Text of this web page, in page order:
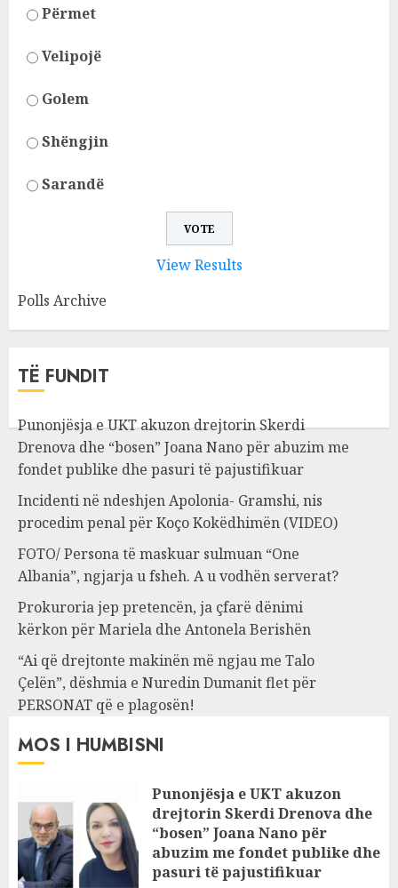
Përmet
Velipojë
Golem
Shëngjin
Sarandë
View Results
Polls Archive
TË FUNDIT
Punonjësja e UKT akuzon drejtorin Skerdi
Drenova dhe “bosen” Joana Nano për abuzim me
fondet publike dhe pasuri të pajustifikuar
Incidenti në ndeshjen Apolonia- Gramshi, nis
procedim penal për Koço Kokëdhimën (VIDEO)
FOTO/ Persona të maskuar sulmuan “One
Albania”, ngjarja u fsheh. A u vodhën serverat?
Prokuroria jep pretencën, ja çfarë dënimi
kërkon për Mariela dhe Antonela Berishën
“Ai që drejtonte makinën më ngjau me Talo
Çelën”, dëshmia e Nuredin Dumanit flet për
PERSONAT që e plagosën!
MOS I HUMBISNI
Punonjësja e UKT akuzon
drejtorin Skerdi Drenova dhe
“bosen” Joana Nano për
abuzim me fondet publike dhe
pasuri të pajustifikuar